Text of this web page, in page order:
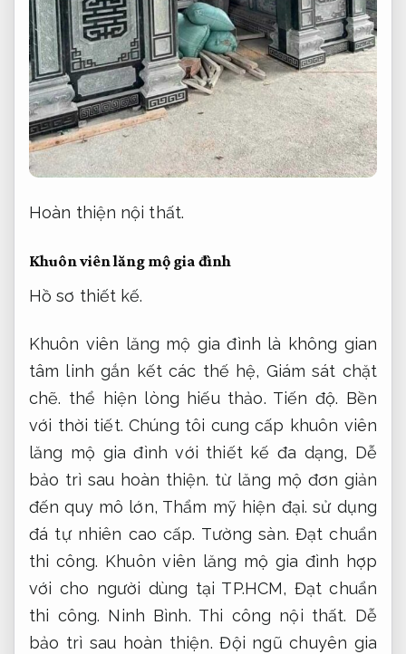
Hoàn thiện nội thất.
Khuôn viên lăng mộ gia đình
Hồ sơ thiết kế.
Khuôn viên lăng mộ gia đình là không gian
tâm linh gắn kết các thế hệ, Giám sát chặt
chẽ. thể hiện lòng hiếu thảo. Tiến độ. Bền
với thời tiết. Chúng tôi cung cấp khuôn viên
lăng mộ gia đình với thiết kế đa dạng, Dễ
bảo trì sau hoàn thiện. từ lăng mộ đơn giản
đến quy mô lớn, Thẩm mỹ hiện đại. sử dụng
đá tự nhiên cao cấp. Tường sàn. Đạt chuẩn
thi công. Khuôn viên lăng mộ gia đình hợp
với cho người dùng tại TP.HCM, Đạt chuẩn
thi công. Ninh Bình. Thi công nội thất. Dễ
bảo trì sau hoàn thiện. Đội ngũ chuyên gia